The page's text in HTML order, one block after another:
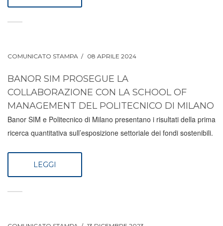
COMUNICATO STAMPA 08 APRILE 2024
BANOR SIM PROSEGUE LA
COLLABORAZIONE CON LA SCHOOL OF
MANAGEMENT DEL POLITECNICO DI MILANO
Banor SIM e Politecnico di Milano presentano i risultati della prima
ricerca quantitativa sull’esposizione settoriale dei fondi sostenibili.
LEGGI